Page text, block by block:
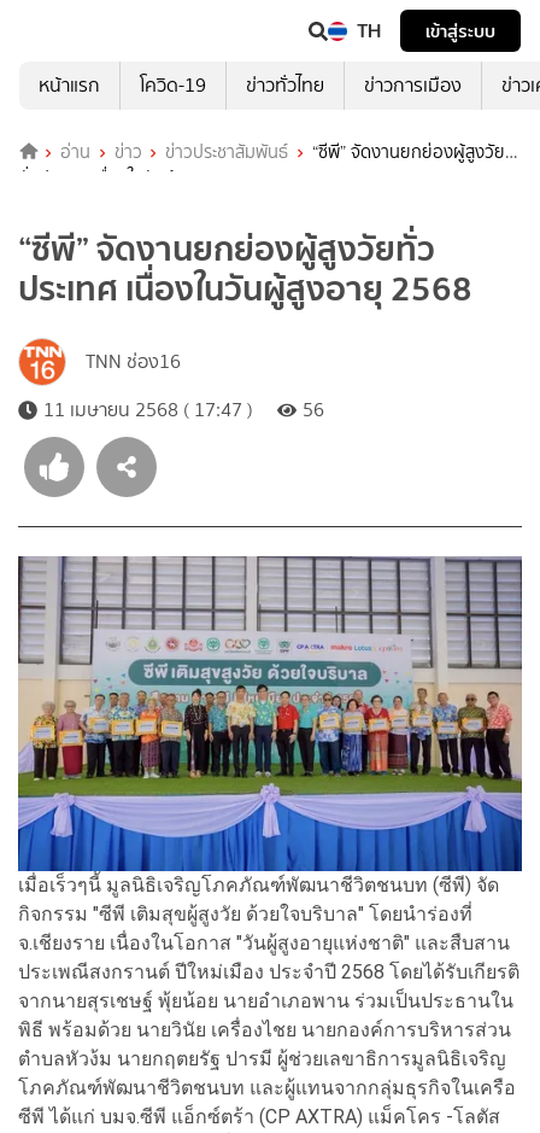
TH
เข้าสู่ระบบ
หน้าแรก
โควิด-19 ข่าวทั่วไทย ข่าวการเมือง ข่าว
อ่าน ข่าว ข่าวประชาสัมพันธ์
“ซีพี” จัดงานยกย่องผู้สูงวัย
ทั่วประเทศ เนื่องในวันผู้สูงอายุ 2568
“ซีพี” จัดงานยกย่องผู้สูงวัยทั่ว
ประเทศ เนื่องในวันผู้สูงอายุ 2568
TNN ช่อง16
11 เมษายน 2568 ( 17:47 )
56
เมื่อเร็วๆนี้ มูลนิธิเจริญโภคภัณฑ์พัฒนาชีวิตชนบท (ซีพี) จัด
กิจกรรม "ซีพี เติมสุขผู้สูงวัย ด้วยใจบริบาล" โดยนำร่องที่
จ.เชียงราย เนื่องในโอกาส "วันผู้สูงอายุแห่งชาติ" และสืบสาน
ประเพณีสงกรานต์ ปีใหม่เมือง ประจำปี 2568 โดยได้รับเกียรติ
จากนายสุรเชษฐ์ พุ้ยน้อย นายอำเภอพาน ร่วมเป็นประธานใน
พิธี พร้อมด้วย นายวินัย เครื่องไชย นายกองค์การบริหารส่วน
ตำบลหัวง้ม นายกฤตยรัฐ ปารมี ผู้ช่วยเลขาธิการมูลนิธิเจริญ
โภคภัณฑ์พัฒนาชีวิตชนบท และผู้แทนจากกลุ่มธุรกิจในเครือ
ซีพี ได้แก่ บมจ.ซีพี แอ็กซ์ตร้า (CP AXTRA) แม็คโคร -โลตัส